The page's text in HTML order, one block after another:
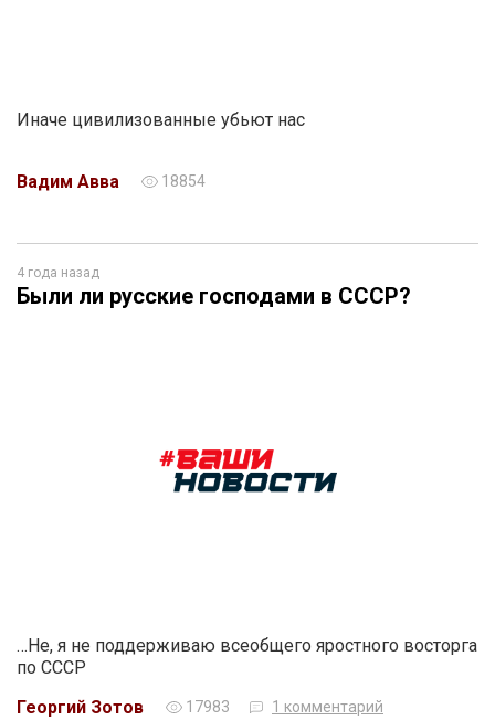
Иначе цивилизованные убьют нас
Вадим Авва 18854
4 года назад
Были ли русские господами в СССР?
…Не, я не поддерживаю всеобщего яростного восторга
по СССР
Георгий Зотов
17983 1 комментарий